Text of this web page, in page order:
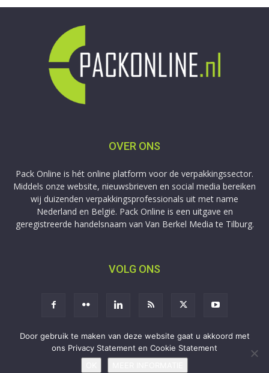
OVER ONS
Pack Online is hét online platform voor de verpakkingssector.
Middels onze website, nieuwsbrieven en social media bereiken
wij duizenden verpakkingsprofessionals uit met name
Nederland en België. Pack Online is een uitgave en
geregistreerde handelsnaam van Van Berkel Media te Tilburg.
VOLG ONS
Aanmelden Adverteren Privacy Contact
Copyright © 2009-2026 Van Berkel Media
Door gebruik te maken van deze website gaat u akkoord met
ons Privacy Statement en Cookie Statement